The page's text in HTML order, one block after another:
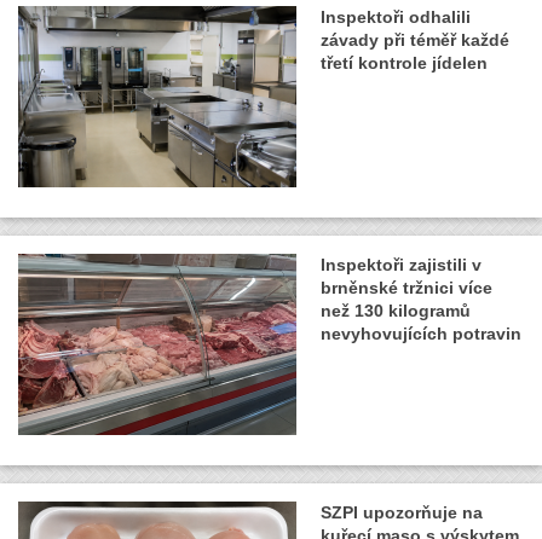
Inspektoři odhalili
závady při téměř každé
třetí kontrole jídelen
Inspektoři zajistili v
brněnské tržnici více
než 130 kilogramů
nevyhovujících potravin
SZPI upozorňuje na